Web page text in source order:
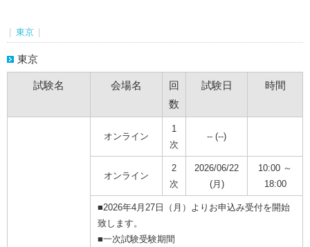
東京
東京
試験名 会場名
回
数
試験日 時間
オンライン
1
次
-- (--)
オンライン
2
次
2026/06/22
(月)
10:00 ～
18:00
■2026年4月27日（月）よりお申込み受付を開始
致します。
■一次試験受験期間